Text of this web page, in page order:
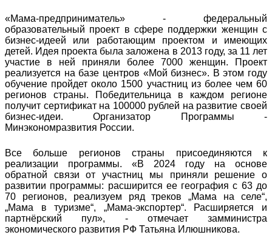
«Мама-предприниматель» - федеральный
образовательный проект в сфере поддержки женщин с
бизнес-идеей или работающим проектом и имеющих
детей. Идея проекта была заложена в 2013 году, за 11 лет
участие в ней приняли более 7000 женщин. Проект
реализуется на базе центров «Мой бизнес». В этом году
обучение пройдет около 1500 участниц из более чем 60
регионов страны. Победительница в каждом регионе
получит сертификат на 100000 рублей на развитие своей
бизнес-идеи. Организатор Программы -
Минэкономразвития России.
Все больше регионов страны присоединяются к
реализации программы. «В 2024 году на основе
обратной связи от участниц мы приняли решение о
развитии программы: расширится ее география с 63 до
70 регионов, реализуем ряд треков „Мама на селе“,
„Мама в туризме“, „Мама-экспортер“. Расширяется и
партнёрский пул», - отмечает замминистра
экономического развития РФ Татьяна Илюшникова.